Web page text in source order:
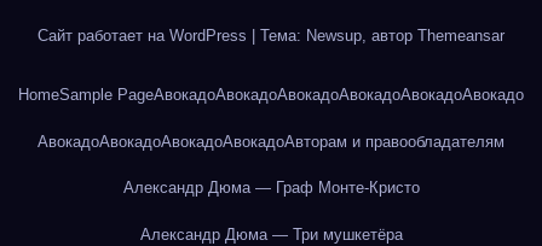
Сайт работает на WordPress Тема: Newsup, автор Themeansar
HomeSample PageАвокадоАвокадоАвокадоАвокадоАвокадоАвокадо
АвокадоАвокадоАвокадоАвокадоАвторам и правообладателям
Александр Дюма — Граф Монте-Кристо
Александр Дюма — Три мушкетёра